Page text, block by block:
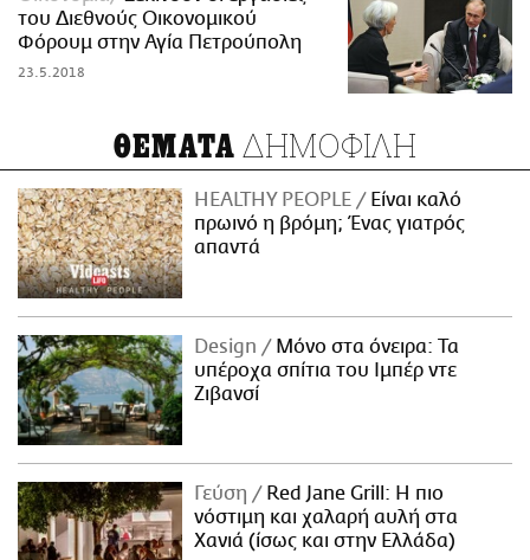
του Διεθνούς Οικονομικού
Φόρουμ στην Αγία Πετρούπολη
23.5.2018
ΘΕΜΑΤΑ ΔΗΜΟΦΙΛΗ
HEALTHY PEOPLE
Είναι καλό
πρωινό η βρόμη; Ένας γιατρός
απαντά
Design
Μόνο στα όνειρα: Τα
υπέροχα σπίτια του Ιμπέρ ντε
Ζιβανσί
Γεύση
Red Jane Grill: Η πιο
νόστιμη και χαλαρή αυλή στα
Χανιά (ίσως και στην Ελλάδα)